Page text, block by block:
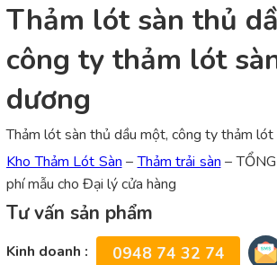
Thảm lót sàn thủ
công ty thảm lót
dương
Thảm lót sàn thủ dầu một, công ty thảm lót
Kho Thảm Lót Sàn –Thảm trải sàn –
phí mẫu cho Đại lý cửa hàng
Tư vấn sản phẩm
Kinh doanh : 0948 74 32 74